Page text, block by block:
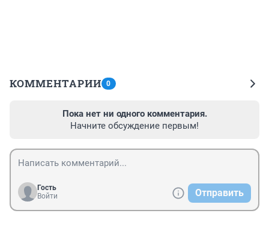
КОММЕНТАРИИ 0
Пока нет ни одного комментария.
Начните обсуждение первым!
Гость
Войти
Отправить